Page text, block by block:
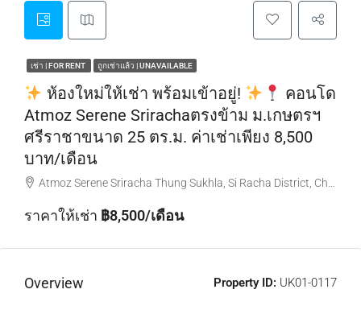
เช่า | FOR RENT ถูกเช่าแล้ว | UNAVAILABLE
ห้องใหม่ให้เช่า พร้อมเข้าอยู่!
คอนโด
Atmoz Serene Srirachaตรงข้าม ม.เกษตรฯ
ศรีราชาขนาด 25 ตร.ม. ค่าเช่าเพียง 8,500
บาท/เดือน
Atmoz Serene Sriracha Thung Sukhla, Si Racha District, Chon Buri, Thailand
ราคาให้เช่า ฿8,500/เดือน
Overview Property ID: UK01-0117